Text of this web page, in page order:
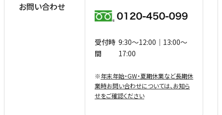
お問い合わせ
受付時
間
9:30〜12:00｜13:00〜
17:00
※年末年始・GW・夏期休業など⻑期休
業時お問い合わせについては、お知ら
せをご確認ください